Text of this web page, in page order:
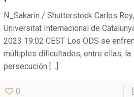
N_Sakarin / Shutterstock Carlos Rey,
Universitat Internacional de
2023 19:02 CEST Los ODS se
múltiples dificultades, entre ellas, la
persecución […]
0